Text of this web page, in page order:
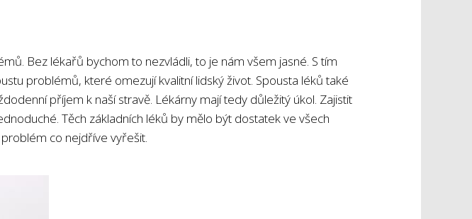
Bez lékařů bychom to nezvládli, to je nám všem jasné. S tím
problémů, které omezují kvalitní lidský život. Spousta léků také
příjem k naší stravě. Lékárny mají tedy důležitý úkol. Zajistit
Těch základních léků by mělo být dostatek ve všech
co nejdříve vyřešit.